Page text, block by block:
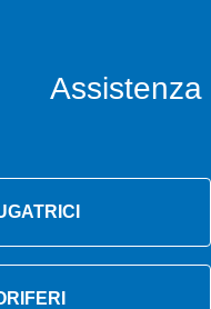
Assistenza